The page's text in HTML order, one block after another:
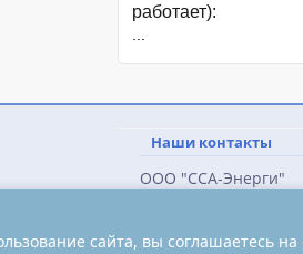
работает):
Наши контакты
ООО "ССА-Энерги"
сайта, вы соглашаетесь на